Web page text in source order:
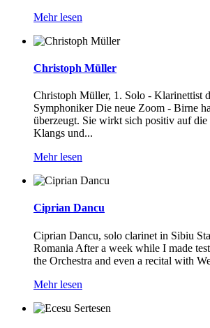
Mehr lesen
Christoph Müller
Christoph Müller, 1. Solo - Klarinettist
Symphoniker Die neue Zoom - Birne
überzeugt. Sie wirkt sich positiv auf die
Klangs und...
Mehr lesen
Ciprian Dancu
Ciprian Dancu, solo clarinet in Sibiu
Romania After a week while I made
the Orchestra and even a recital with
Mehr lesen